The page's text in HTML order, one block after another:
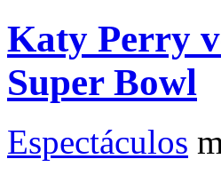
Katy Perry
Super Bowl
Espectáculos